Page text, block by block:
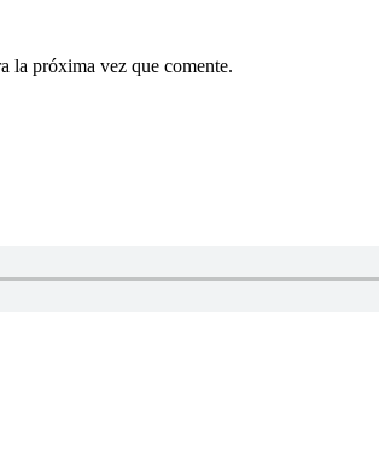
la próxima vez que comente.